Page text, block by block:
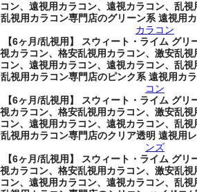
コン、遠視用カラコン、遠視カラコン、乱
乱視用カラコン専門店のグリーン系 遠視用
カラコン
【6ヶ月/乱視用】 スウィート・ライム グ
視カラコン、格安乱視用カラコン、激安乱
コン、遠視用カラコン、遠視カラコン、乱
乱視用カラコン専門店のピンク系 遠視用カ
コン
【6ヶ月/乱視用】 スウィート・ライム グ
視カラコン、格安乱視用カラコン、激安乱
コン、遠視用カラコン、遠視カラコン、乱
乱視用カラコン専門店のクリア透明 遠視用
ンズ
【6ヶ月/乱視用】 スウィート・ライム グ
視カラコン、格安乱視用カラコン、激安乱
コン、遠視用カラコン、遠視カラコン、乱